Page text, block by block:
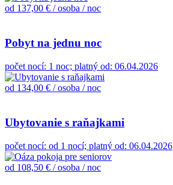
od 137,00 € / osoba / noc
Pobyt na jednu noc
počet nocí: 1 noc; platný od: 06.04.2026
od 134,00 € / osoba / noc
Ubytovanie s raňajkami
počet nocí: od 1 nocí; platný od: 06.04.2026
od 108,50 € / osoba / noc